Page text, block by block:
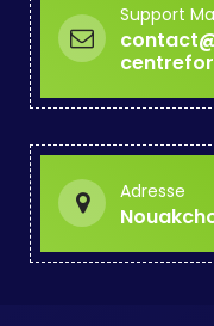
Support
Adresse